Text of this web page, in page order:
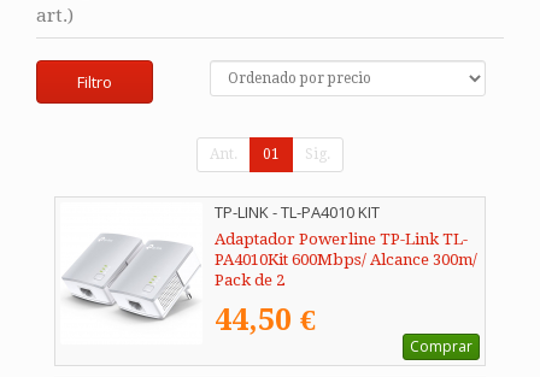
art.)
Filtro
Ant. 01 Sig.
TP-LINK - TL-PA4010 KIT
Adaptador Powerline TP-Link TL-
PA4010Kit 600Mbps/ Alcance 300m/
Pack de 2
44,50 €
Comprar